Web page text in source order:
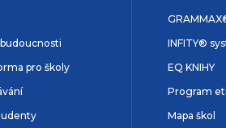
pro školy
INFITY®
EQ KNIHY
Program
Mapa škol